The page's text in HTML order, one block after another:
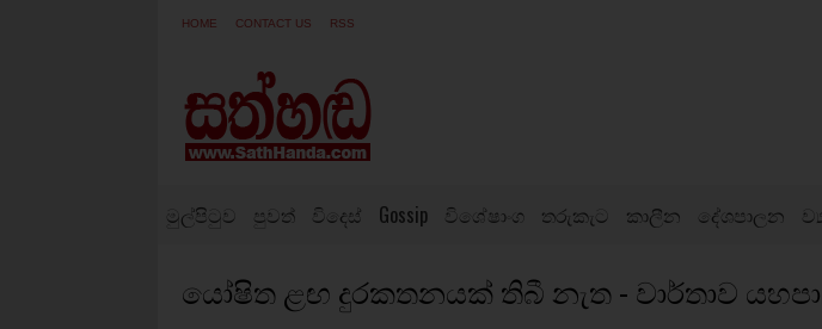
HOME CONTACT US RSS
මුල්පිටුව පුවත් විදෙස් Gossip විශේෂාංග තරුකැට කාලීන දේශපාලන
යෝෂිත ළඟ දුරකතනයක් තිබී නැත - වාර්තාව